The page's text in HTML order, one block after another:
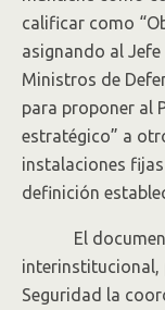
calificar como
asignando al
Ministros de
para proponer al
estratégico” a
instalaciones
definición
El
interinstitucional,
Seguridad la